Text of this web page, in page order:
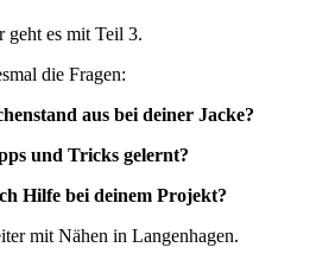
geht es mit Teil 3.
die Fragen:
aus bei deiner Jacke?
und Tricks gelernt?
Hilfe bei deinem Projekt?
mit Nähen in Langenhagen.